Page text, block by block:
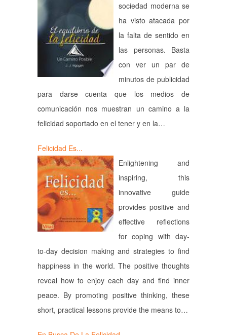
sociedad moderna se
ha visto atacada por
la falta de sentido en
las personas. Basta
con ver un par de
minutos de publicidad
para darse cuenta que los medios de
comunicación nos muestran un camino a la
felicidad soportado en el tener y en la…
Felicidad Es...
Enlightening and
inspiring, this
innovative guide
provides positive and
effective reflections
for coping with day-
to-day decision making and strategies to find
happiness in the world. The positive thoughts
reveal how to enjoy each day and find inner
peace. By promoting positive thinking, these
short, practical lessons provide the means to…